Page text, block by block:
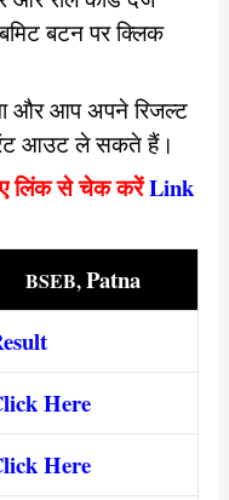
बटन पर क्लिक
और आप अपने रिजल्ट
आउट ले सकते हैं।
लिंक से चेक करेंLink
BSEB,Patna
Here
Here